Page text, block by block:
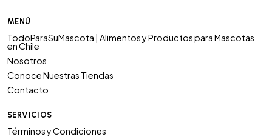
MENÚ
TodoParaSuMascota | Alimentos y Productos para Mascotas
en Chile
Nosotros
Conoce Nuestras Tiendas
Contacto
SERVICIOS
Términos y Condiciones